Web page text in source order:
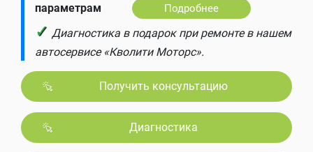
параметрам
Подробнее
✓ Диагностика в подарок при ремонте в нашем
автосервисе «Кволити Моторс».
Получить консультацию
Диагностика